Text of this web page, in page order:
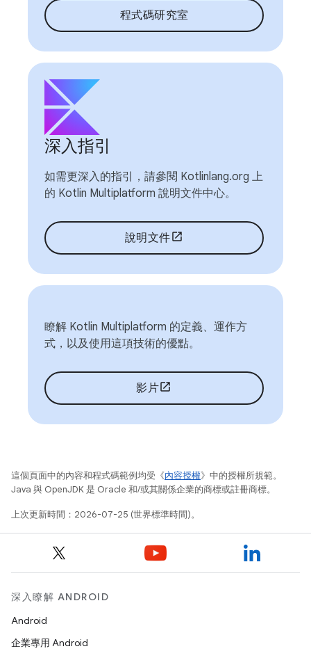
程式碼研究室
深入指引
如需更深入的指引，請參閱 Kotlinlang.org 上
的 Kotlin Multiplatform 說明文件中心。
說明文件
瞭解 Kotlin Multiplatform 的定義、運作方
式，以及使用這項技術的優點。
影片
這個頁面中的內容和程式碼範例均受《內容授權》中的授權所規範。
Java 與 OpenJDK 是 Oracle 和/或其關係企業的商標或註冊商標。
上次更新時間：2026-07-25 (世界標準時間)。
深入瞭解 ANDROID
Android
企業專用 Android